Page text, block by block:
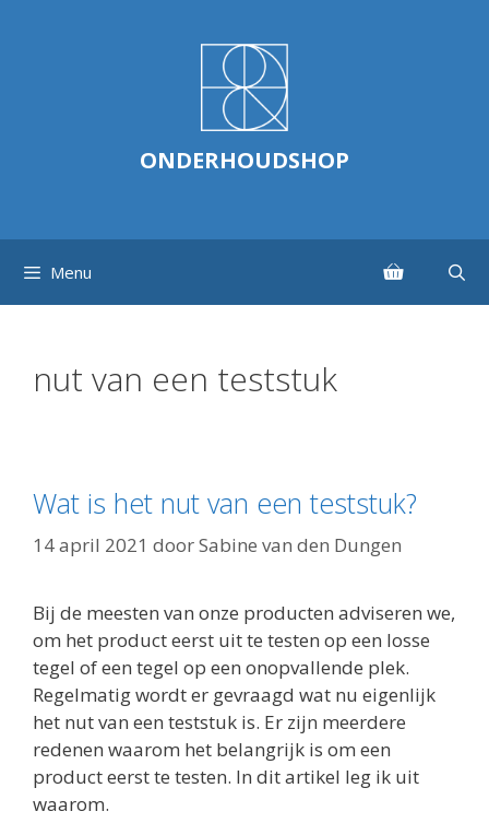
ONDERHOUDSHOP
Menu
nut van een teststuk
Wat is het nut van een teststuk?
14 april 2021 doorSabine van den Dungen
Bij de meesten van onze producten adviseren we,
om het product eerst uit te testen op een losse
tegel of een tegel op een onopvallende plek.
Regelmatig wordt er gevraagd wat nu eigenlijk
het nut van een teststuk is. Er zijn meerdere
redenen waarom het belangrijk is om een
product eerst te testen. In dit artikel leg ik uit
waarom.